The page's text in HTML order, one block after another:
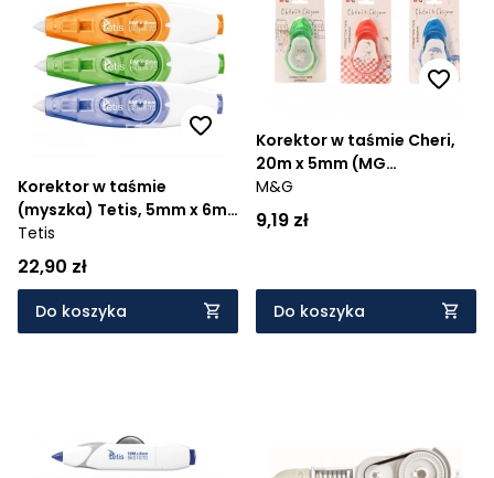
Korektor w taśmie
(myszka) Tetis, 5mm x 6m
(BK014-TD)
Tetis
22,90 zł
Do koszyka
Korektor w taśmie Cheri,
20m x 5mm (MG
ACT52372)
M&G
9,19 zł
Do koszyka